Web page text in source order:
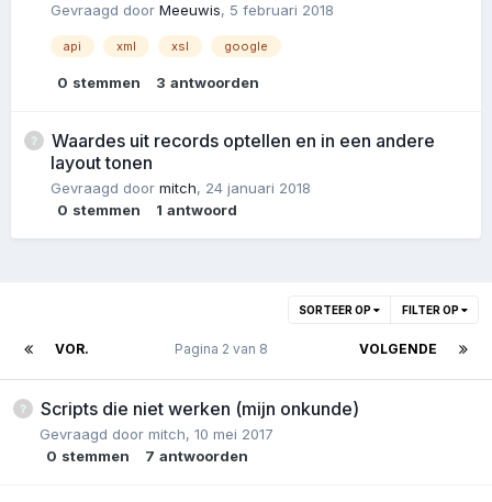
Gevraagd door Meeuwis, 5 februari 2018
api xml xsl google
0 stemmen 3 antwoorden
Waardes uit records optellen en in een andere
layout tonen
Gevraagd door mitch, 24 januari 2018
0 stemmen 1 antwoord
SORTEER OP FILTER OP
VOR. VOLGENDE
Pagina 2 van 8
Scripts die niet werken (mijn onkunde)
Gevraagd door mitch, 10 mei 2017
0 stemmen 7 antwoorden